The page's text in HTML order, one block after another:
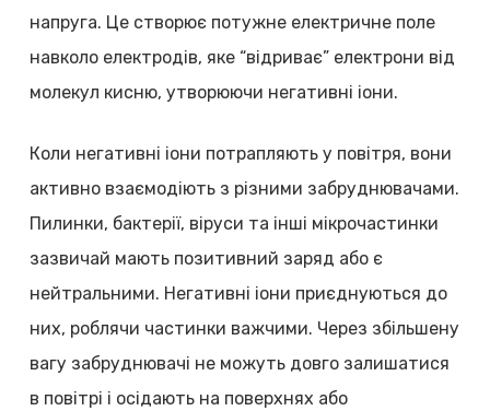
напруга. Це створює потужне електричне поле
навколо електродів, яке “відриває” електрони від
молекул кисню, утворюючи негативні іони.
Коли негативні іони потрапляють у повітря, вони
активно взаємодіють з різними забруднювачами.
Пилинки, бактерії, віруси та інші мікрочастинки
зазвичай мають позитивний заряд або є
нейтральними. Негативні іони приєднуються до
них, роблячи частинки важчими. Через збільшену
вагу забруднювачі не можуть довго залишатися
в повітрі і осідають на поверхнях або